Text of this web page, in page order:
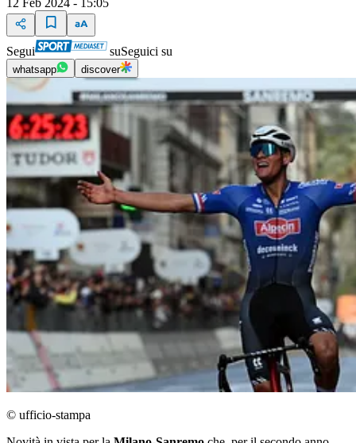
12 Feb 2024 - 15:05
Segui suSeguici su
whatsapp discover
© ufficio-stampa